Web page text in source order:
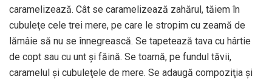
caramelizează. Cât se caramelizează zahărul, tăiem în
cubuleţe cele trei mere, pe care le stropim cu zeamă de
lămâie să nu se înnegrească. Se tapetează tava cu hârtie
de copt sau cu unt şi făină. Se toarnă, pe fundul tăvii,
caramelul şi cubuleţele de mere. Se adaugă compoziţia şi